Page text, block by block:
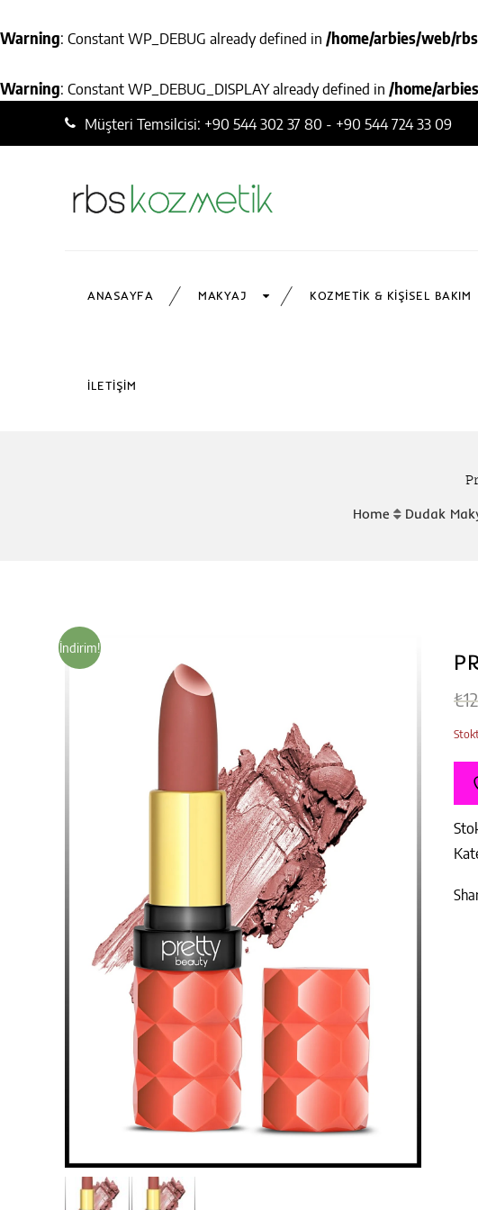
Warning: Constant WP_DEBUG already defined in /home/arbies/web/
Warning: Constant WP_DEBUG_DISPLAY already defined in /home/
Müşteri Temsilcisi: +90 544 302 37 80 - +90 544 724 33 09
ANASAYFA MAKYAJ KOZMETIK & KIŞISEL BAKIM
İLETIŞIM
Home Dudak
İndirim!
₺